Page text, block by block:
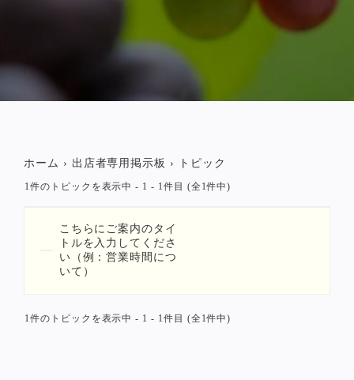
ホーム › 出店者専用掲示板 › トピック
1件のトピックを表示中 - 1 - 1件目 (全1件中)
こちらにご案内のタイ
トルを入力してくださ
い（例：営業時間につ
いて）
1件のトピックを表示中 - 1 - 1件目 (全1件中)